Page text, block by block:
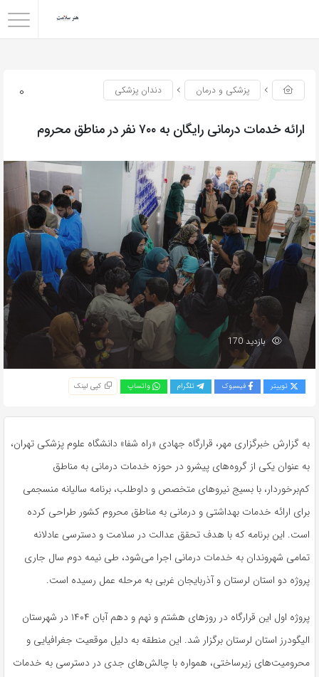
0 پزشکی و درمان دندان پزشکی
ارائه خدمات درمانی رایگان به ۷۰۰ نفر در مناطق محروم
بازدید 170
توییتر فیسبوک تلگرام واتساپ کپی لینک
به گزارش خبرگزاری مهر، قرارگاه جهادی «راه شفا» دانشگاه علوم پزشکی تهران،
به عنوان یکی از گروه‌های پیشرو در حوزه خدمات درمانی به مناطق
کم‌برخوردار، با بسیج نیروهای متخصص و داوطلب، برنامه سالیانه منسجمی
برای ارائه خدمات بهداشتی و درمانی به مناطق محروم کشور طراحی کرده
است. این برنامه که با هدف تحقق عدالت در سلامت و دسترسی عادلانه
تمامی شهروندان به خدمات درمانی اجرا می‌شود، طی نیمه دوم سال جاری
پروژه دو استان لرستان و آذربایجان غربی به مرحله عمل رسیده است.
پروژه اول این قرارگاه در روزهای هشتم و نهم و دهم آبان ۱۴۰۴ در شهرستان
الیگودرز استان لرستان برگزار شد. این منطقه به دلیل موقعیت جغرافیایی و
محرومیت‌های زیرساختی، همواره با چالش‌های جدی در دسترسی به خدمات